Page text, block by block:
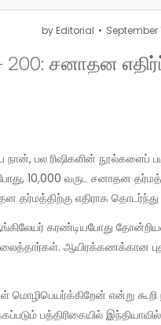
by Editorial September
சனாதன
பல ரிஷிகளின் நூல்களைப்
10,000 வருட சனாதன
எதிராக தொடர்ந்து
ஆயிரக்கணக்கான
பத்திரிகையில்